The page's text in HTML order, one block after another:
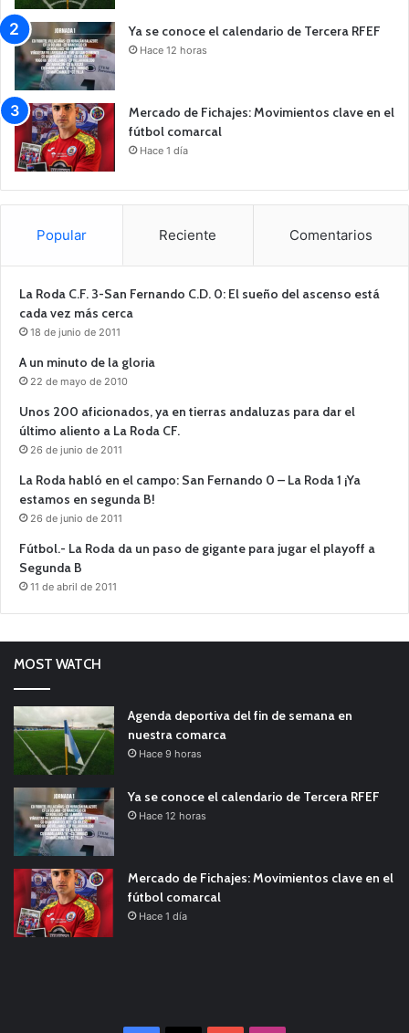
Ya se conoce el calendario de Tercera RFEF
Hace 12 horas
Mercado de Fichajes: Movimientos clave en el
fútbol comarcal
Hace 1 día
Popular Reciente Comentarios
La Roda C.F. 3-San Fernando C.D. 0: El sueño del ascenso está
cada vez más cerca
18 de junio de 2011
A un minuto de la gloria
22 de mayo de 2010
Unos 200 aficionados, ya en tierras andaluzas para dar el
último aliento a La Roda CF.
26 de junio de 2011
La Roda habló en el campo: San Fernando 0 – La Roda 1 ¡Ya
estamos en segunda B!
26 de junio de 2011
Fútbol.- La Roda da un paso de gigante para jugar el playoff a
Segunda B
11 de abril de 2011
MOST WATCH
Agenda deportiva del fin de semana en
nuestra comarca
Hace 9 horas
Ya se conoce el calendario de Tercera RFEF
Hace 12 horas
Mercado de Fichajes: Movimientos clave en el
fútbol comarcal
Hace 1 día